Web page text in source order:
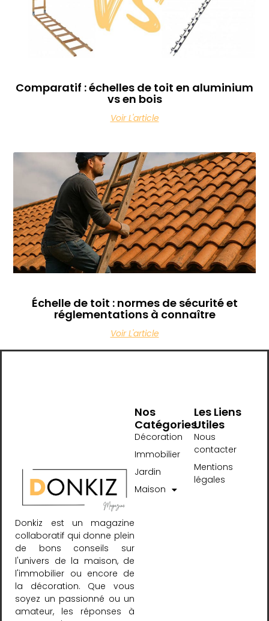
Comparatif : échelles de toit en aluminium
vs en bois
Voir L'article
Échelle de toit : normes de sécurité et
réglementations à connaître
Voir L'article
Donkiz est un magazine
collaboratif qui donne plein
de bons conseils sur
l'univers de la maison, de
l'immobilier ou encore de
la décoration. Que vous
soyez un passionné ou un
amateur, les réponses à
Les Liens
Utiles
Nous
contacter
Mentions
légales
Nos
Catégories
Décoration
Immobilier
Jardin
Maison